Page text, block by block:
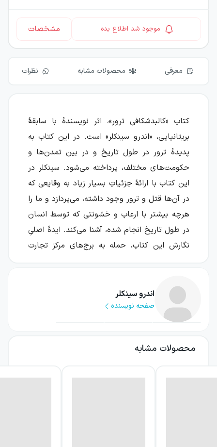
موجود شد اطلاع بده مشخصات
معرفی محصولات مشابه نظرات
کتاب «کالبدشکافی ترور»، اثر نویسندهٔ با سابقهٔ
بریتانیایی، «اندرو سینکلر» است. در این کتاب به
پدیدهٔ ترور در طول تاریخ و در بین تمدن‌ها و
حکومت‌های مختلف، پرداخته می‌شود. سینکلر در
این کتاب با ارائهٔ جزئیاتِ بسیار زیاد به وقایعی که
در آن‌ها قتل و ترور وجود داشته، می‌پردازد و ما را
هرچه بیشتر با ارعاب و خشونتی که توسط انسان
در طول تاریخ انجام شده، آشنا می‌کند. ایدهٔ اصلیِ
نگارش این کتاب، حمله به برج‌های مرکز تجارت
گروه‌های تروریستی که پس از آن به وجود آمده‌اند
نمی‌پردازد. با این‌حال نویسنده در انتهای کتاب
تعصبات قومی و مذهبی، پدیدهٔ ترور در آینده‌ای
اندرو سینکلر
صفحه نویسنده
محصولات مشابه